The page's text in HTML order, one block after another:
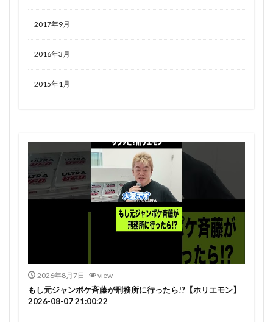
2017年9月
2016年3月
2015年1月
2026年8月7日 view
もし元ジャンポケ斉藤が刑務所に行ったら!?【ホリエモン】
2026-08-07 21:00:22